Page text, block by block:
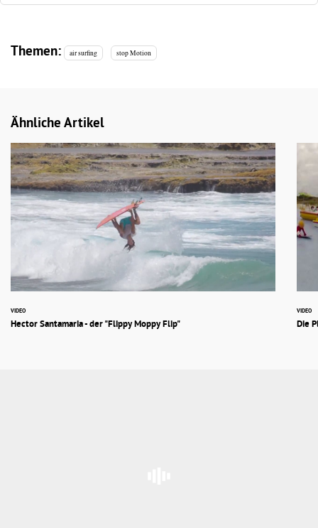
Themen: air surfing stop Motion
Ähnliche Artikel
VIDEO
Hector Santamaria - der "Flippy Moppy Flip"
VIDEO
Die